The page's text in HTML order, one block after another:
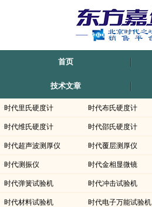
首页
技术文章
·时代里氏硬度计 ·时代布氏硬度计
·时代维氏硬度计 ·时代邵氏硬度计
·时代超声波测厚仪 ·时代覆层测厚仪
·时代测振仪 ·时代金相显微镜
·时代弹簧试验机 ·时代冲击试验机
·时代材料试验机 ·时代电子万能试验机